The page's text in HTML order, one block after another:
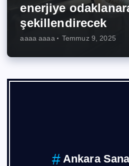
enerjiye
şekillendirecek
aaaa aaaa Temmuz 9, 2025